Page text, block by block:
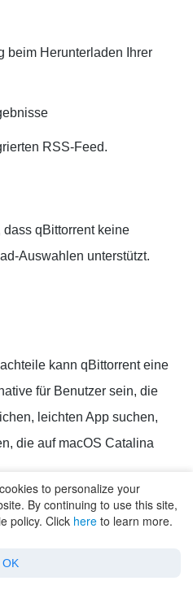
beim Herunterladen Ihrer
RSS-Feed.
qBittorrent keine
Auswahlen unterstützt.
kann qBittorrent eine
für Benutzer sein, die
leichten App suchen,
die auf macOS Catalina
to personalize your
By continuing to use this site,
policy. Click here to learn more.
OK